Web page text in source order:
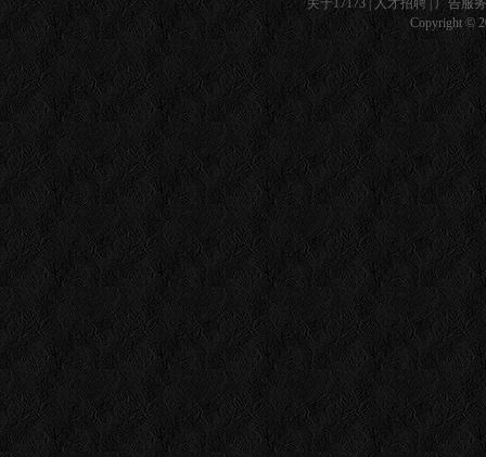
关于17173 人才招聘 | 广告服务
Copyright ©